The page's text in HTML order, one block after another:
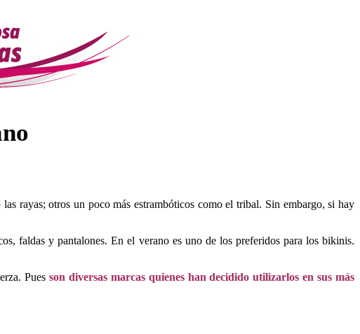
rayas; otros un poco más estrambóticos como el tribal. Sin embargo, si hay
faldas y pantalones. En el verano es uno de los preferidos para los bikinis.
Puesson diversas marcas quienes han decidido utilizarlos en sus más